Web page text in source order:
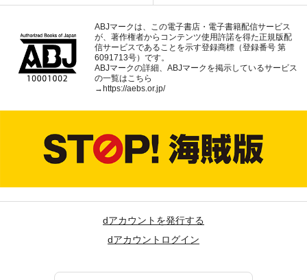
ABJマークは、この電子書店・電子書籍配信サービス
が、著作権者からコンテンツ使用許諾を得た正規版配
信サービスであることを示す登録商標（登録番号 第
6091713号）です。
ABJマークの詳細、ABJマークを掲示しているサービス
の一覧はこちら
→https://aebs.or.jp/
dアカウントを発行する
dアカウントログイン